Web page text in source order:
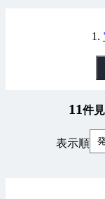
11件
表示順